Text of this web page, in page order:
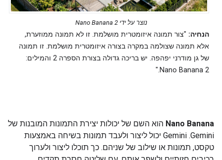
נוצר על ידי Nano Banana 2
הנחיה: "צור תמונה איזומטרית מושלמת. זו לא תמונה ממוזערת,
אלא תמונה שצולמה במקרה בצורה איזומטרית מושלמת. זו תמונה
של גן מודרני יפהפה. יש בריכה גדולה בצורת הספרה 2 והמילים:
Nano Banana 2."
Nano Banana הוא השם של יכולות יצירת התמונות המובנות של
Gemini. ‫Gemini יכול ליצור ולעבד תמונות בשיחה באמצעות
טקסט, תמונות או שילוב של שניהם. כך תוכלו ליצור ולערוך